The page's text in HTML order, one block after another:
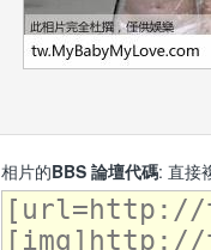
相片的BBS 論壇代碼: 直接